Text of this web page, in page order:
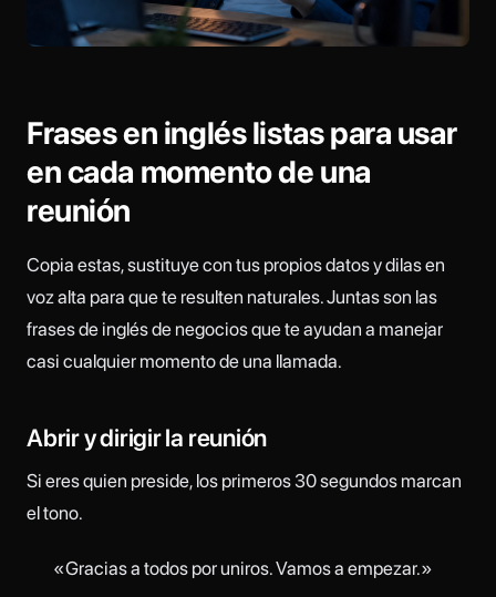
Frases en inglés listas para usar
en cada momento de una
reunión
Copia estas, sustituye con tus propios datos y dilas en
voz alta para que te resulten naturales. Juntas son las
frases de inglés de negocios que te ayudan a manejar
casi cualquier momento de una llamada.
Abrir y dirigir la reunión
Si eres quien preside, los primeros 30 segundos marcan
el tono.
«Gracias a todos por uniros. Vamos a empezar.»